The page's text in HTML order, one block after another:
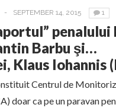
- SEPTEMBER 14, 2015 1
penalului
Barbu şi…
Klaus Iohannis
Centrul de
doar ca pe un paravan